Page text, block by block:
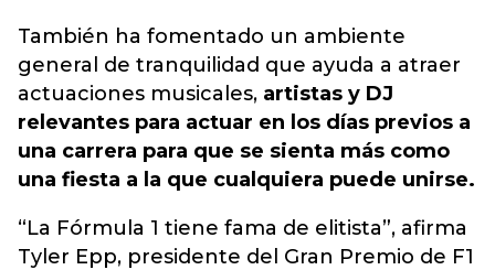
También ha fomentado un ambiente
general de tranquilidad que ayuda a atraer
actuaciones musicales, artistas y DJ
relevantes para actuar en los días previos a
una carrera para que se sienta más como
una fiesta a la que cualquiera puede unirse.
“La Fórmula 1 tiene fama de elitista”, afirma
Tyler Epp, presidente del Gran Premio de F1